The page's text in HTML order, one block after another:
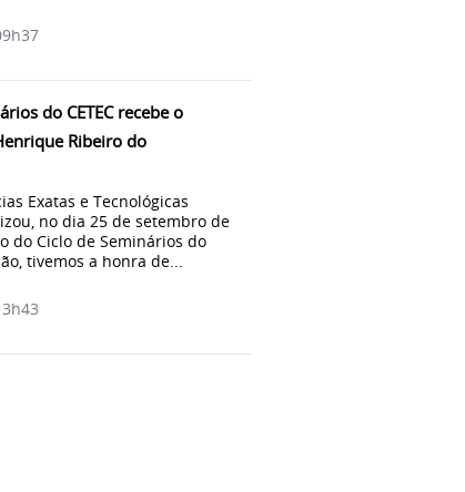
do CETEC recebe o
Ribeiro do
Exatas e Tecnológicas
no dia 25 de setembro de
do Ciclo de Seminários do
tivemos a honra de...